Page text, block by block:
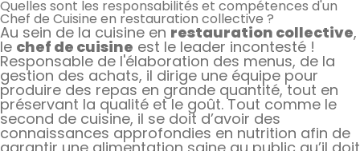
Quelles sont les responsabilités et compétences d'un
Chef de Cuisine en restauration collective ?
Au sein de la cuisine en restauration collective,
le chef de cuisine est le leader incontesté !
Responsable de l'élaboration des menus, de la
gestion des achats, il dirige une équipe pour
produire des repas en grande quantité, tout en
préservant la qualité et le goût. Tout comme le
second de cuisine, il se doit d’avoir des
connaissances approfondies en nutrition afin de